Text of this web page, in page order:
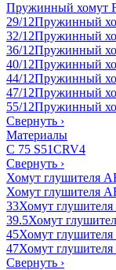
Пружинный хомут
29/12Пружинный
32/12Пружинный
36/12Пружинный
40/12Пружинный
44/12Пружинный
47/12Пружинный
55/12Пружинный
Свернуть ›
Материалы
C 75 S51CRV4
Свернуть ›
Хомут глушителя
Хомут глушителя
33Хомут
39.5Хомут
45Хомут
47Хомут
Свернуть ›